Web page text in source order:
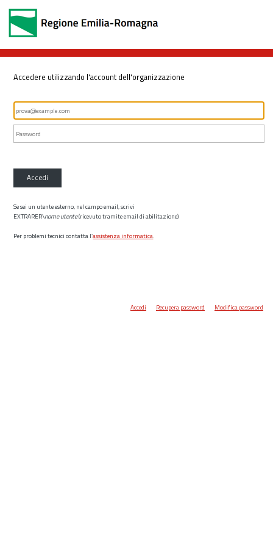
Accedere utilizzando l'account dell'organizzazione
Accedi
Se sei un utente esterno, nel campo email, scrivi
EXTRARER\nome utente(ricevuto tramite email di abilitazione)
Per problemi tecnici contatta l’assistenza informatica.
Accedi Recupera password Modifica password